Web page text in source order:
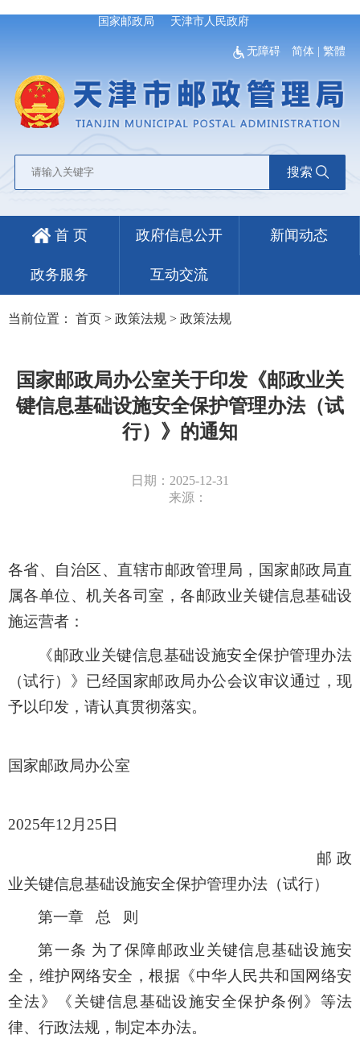
国家邮政局 天津市人民政府
无障碍 简体 |繁體
搜索
首 页 政府信息公开 新闻动态
政务服务 互动交流
当前位置： 首页 > 政策法规 > 政策法规
国家邮政局办公室关于印发《邮政业关
键信息基础设施安全保护管理办法（试
行）》的通知
日期：2025-12-31
来源：
各省、自治区、直辖市邮政管理局，国家邮政局直
属各单位、机关各司室，各邮政业关键信息基础设
施运营者：
《邮政业关键信息基础设施安全保护管理办法
（试行）》已经国家邮政局办公会议审议通过，现
予以印发，请认真贯彻落实。
国家邮政局办公室
2025年12月25日
邮政
业关键信息基础设施安全保护管理办法（试行）
第一章 总 则
第一条 为了保障邮政业关键信息基础设施安
全，维护网络安全，根据《中华人民共和国网络安
全法》《关键信息基础设施安全保护条例》等法
律、行政法规，制定本办法。